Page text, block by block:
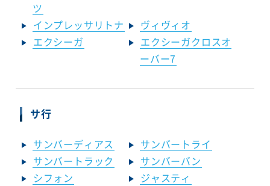
ツ
インプレッサリトナ
ヴィヴィオ
エクシーガ
エクシーガクロスオ
ーバー7
サ行
サンバーディアス
サンバートライ
サンバートラック
サンバーバン
シフォン
ジャスティ